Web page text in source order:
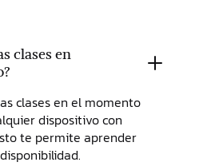
clases en
clases en el momento
dispositivo con
te permite aprender